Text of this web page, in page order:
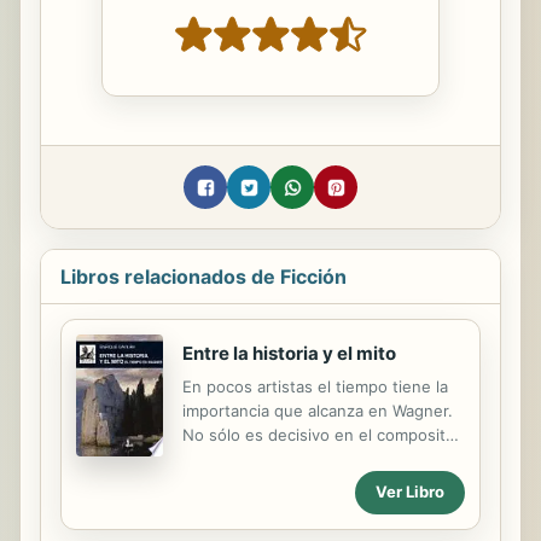
Libros relacionados de Ficción
Entre la historia y el mito
En pocos artistas el tiempo tiene la
importancia que alcanza en Wagner.
No sólo es decisivo en el compositor
sino también en el dramaturgo, que
aprovecha la música para
desestabilizar el drama, provocando
Ver Libro